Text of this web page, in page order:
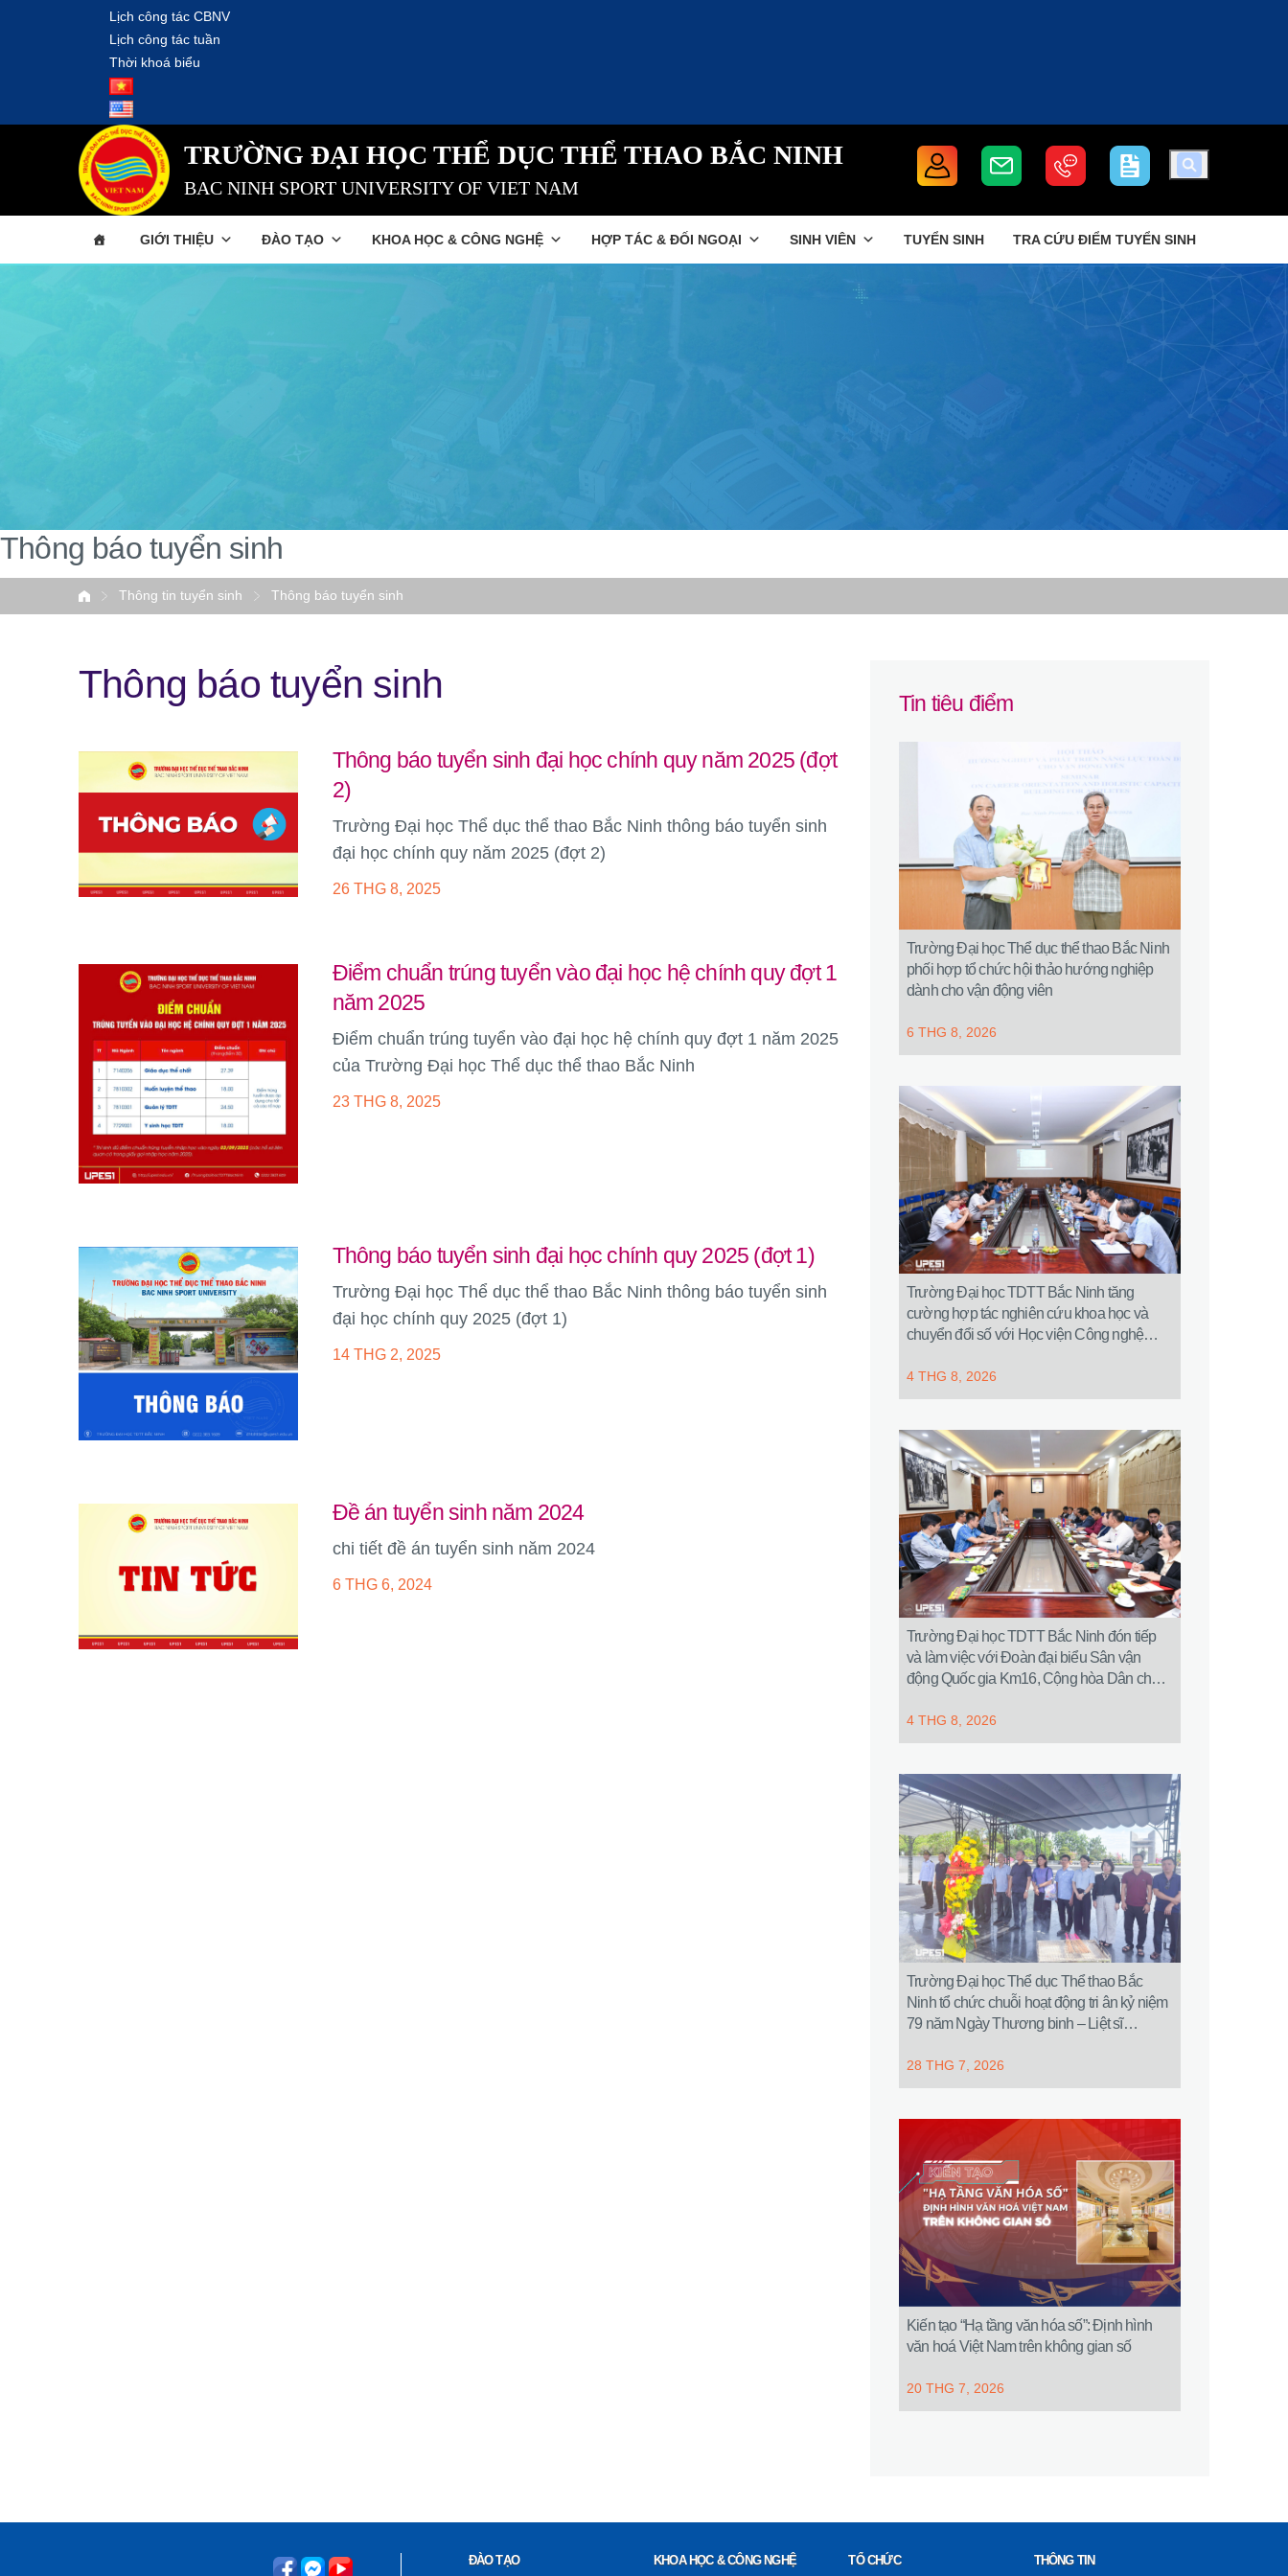
Lịch công tác CBNV
Lịch công tác tuần
Thời khoá biểu
TRƯỜNG ĐẠI HỌC THỂ DỤC THỂ THAO BẮC NINH
BAC NINH SPORT UNIVERSITY OF VIET NAM
GIỚI THIỆU ĐÀO TẠO KHOA HỌC & CÔNG NGHỆ HỢP TÁC & ĐỐI NGOẠI SINH VIÊN TUYỂN SINH TRA CỨU ĐIỂM TUYỂN SINH
Thông báo tuyển sinh
HomeThông tin tuyển sinh Thông báo tuyển sinh
Thông báo tuyển sinh
Thông báo tuyển sinh đại học chính quy năm 2025 (đợt
2)
Trường Đại học Thể dục thể thao Bắc Ninh thông báo tuyển sinh
đại học chính quy năm 2025 (đợt 2)
26 THG 8, 2025
Điểm chuẩn trúng tuyển vào đại học hệ chính quy đợt 1
năm 2025
Điểm chuẩn trúng tuyển vào đại học hệ chính quy đợt 1 năm 2025
của Trường Đại học Thể dục thể thao Bắc Ninh
23 THG 8, 2025
Thông báo tuyển sinh đại học chính quy 2025 (đợt 1)
Trường Đại học Thể dục thể thao Bắc Ninh thông báo tuyển sinh
đại học chính quy 2025 (đợt 1)
14 THG 2, 2025
Đề án tuyển sinh năm 2024
chi tiết đề án tuyển sinh năm 2024
6 THG 6, 2024
Tin tiêu điểm
Trường Đại học Thể dục thể thao Bắc Ninh
phối hợp tổ chức hội thảo hướng nghiệp
dành cho vận động viên
6 THG 8, 2026
Trường Đại học TDTT Bắc Ninh tăng
cường hợp tác nghiên cứu khoa học và
chuyển đổi số với Học viện Công nghệ
4 THG 8, 2026
Trường Đại học TDTT Bắc Ninh đón tiếp
và làm việc với Đoàn đại biểu Sân vận
động Quốc gia Km16, Cộng hòa Dân chủ
4 THG 8, 2026
Trường Đại học Thể dục Thể thao Bắc
Ninh tổ chức chuỗi hoạt động tri ân kỷ niệm
79 năm Ngày Thương binh – Liệt sĩ
28 THG 7, 2026
Kiến tạo “Hạ tầng văn hóa số”: Định hình
văn hoá Việt Nam trên không gian số
20 THG 7, 2026
ĐÀO TẠO KHOA HỌC & CÔNG NGHỆ TỔ CHỨC THÔNG TIN